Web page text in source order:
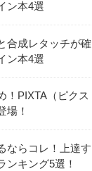
ン本4選
合成レタッチが確
ン本4選
！PIXTA（ピクス
場！
ならコレ！上達す
ンキング5選！